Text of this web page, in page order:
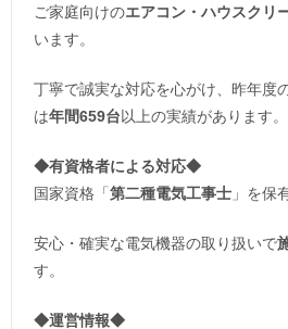
ご家庭向けのエアコン・ハウスクリ
います。
丁寧で誠実な対応を心がけ、昨年度
は年間659台以上の実績があります。
◆有資格者による対応◆
国家資格「第二種電気工事士 」を保
安心・確実な電気機器の取り扱いで
す。
◆運営情報◆